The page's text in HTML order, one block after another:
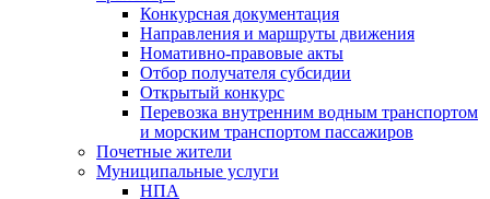
Конкурсная документация
Направления и маршруты движения
Номативно-правовые акты
Отбор получателя субсидии
Открытый конкурс
Перевозка внутренним водным транспортом
и морским транспортом пассажиров
Почетные жители
Муниципальные услуги
НПА